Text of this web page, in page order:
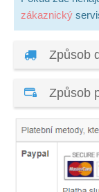
zákaznický
Způsob
Způsob